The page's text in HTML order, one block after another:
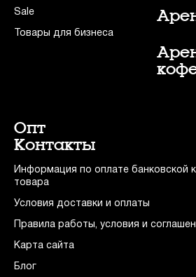
Sale
Товары для бизнеса
Опт
Контакты
Информация по оплате банковской
товара
Условия доставки и оплаты
Правила работы, условия и
Карта сайта
Блог